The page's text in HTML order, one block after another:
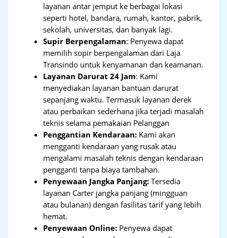
layanan antar jemput ke berbagai lokasi
seperti hotel, bandara, rumah, kantor, pabrik,
sekolah, universitas, dan banyak lagi.
Supir Berpengalaman: Penyewa dapat
memilih sopir berpengalaman dari Laja
Transindo untuk kenyamanan dan keamanan.
Layanan Darurat 24 Jam: Kami
menyediakan layanan bantuan darurat
sepanjang waktu. Termasuk layanan derek
atau perbaikan sederhana jika terjadi masalah
teknis selama pemakaian Pelanggan
Penggantian Kendaraan: Kami akan
mengganti kendaraan yang rusak atau
mengalami masalah teknis dengan kendaraan
pengganti tanpa biaya tambahan.
Penyewaan Jangka Panjang: Tersedia
layanan Carter jangka panjang (mingguan
atau bulanan) dengan fasilitas tarif yang lebih
hemat.
Penyewaan Online: Penyewa dapat